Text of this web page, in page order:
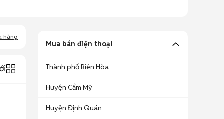
hàng
Mua bán điện thoại
Thành phố Biên Hòa
Huyện Cẩm Mỹ
Huyện Định Quán